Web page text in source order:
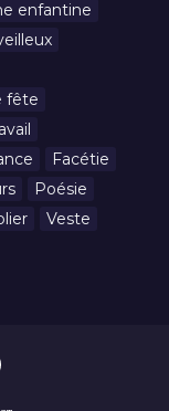
enfantine
fête
Facétie
Poésie
Veste